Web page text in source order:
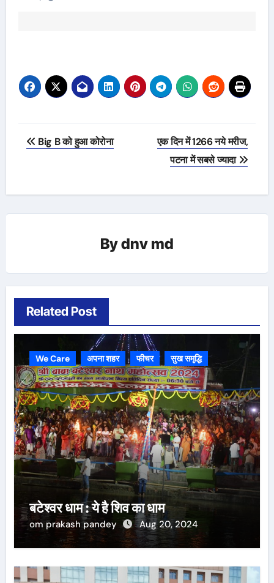
Post
Big B को हुआ कोरोना
एक दिन में 1266 नये मरीज,
पटना में सबसे ज्यादा
Bydnv md
Related Post
We Care अपना शहर फीचर सुख समृद्धि
बटेश्वर धाम : ये है शिव का धाम
om prakash pandey Aug 20, 2024